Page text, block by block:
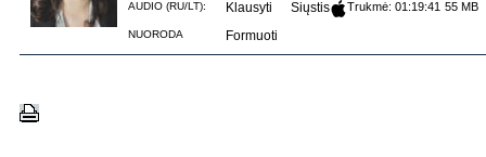
AUDIO (RU/LT): Klausyti Siųstis Trukmė: 01:19:41 55 MB
NUORODA Formuoti